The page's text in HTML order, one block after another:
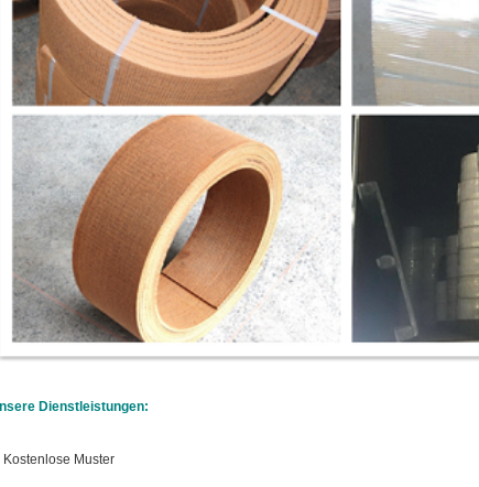
Dienstleistungen:
Kostenlose Muster